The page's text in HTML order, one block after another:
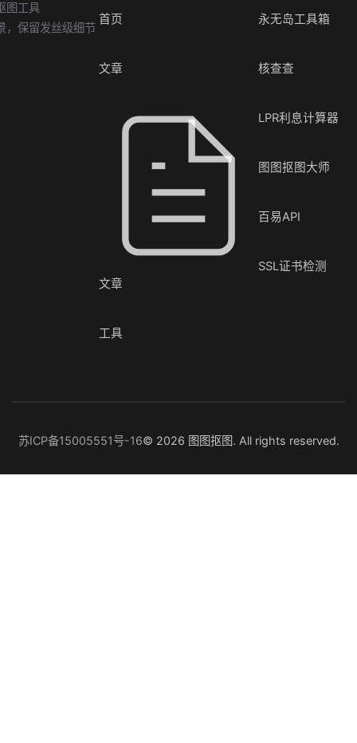
图工具
，保留发丝级细节
首页
文章
文章
工具
永无岛工具箱
核查查
LPR利息计算器
图图抠图大师
百易API
SSL证书检测
苏ICP备15005551号-16© 2026 图图抠图. All rights reserved.